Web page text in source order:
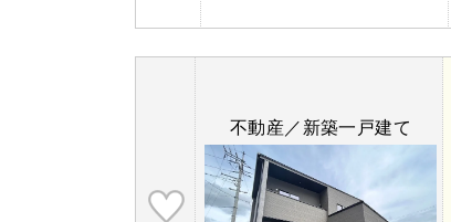
不動産／新築一戸建て